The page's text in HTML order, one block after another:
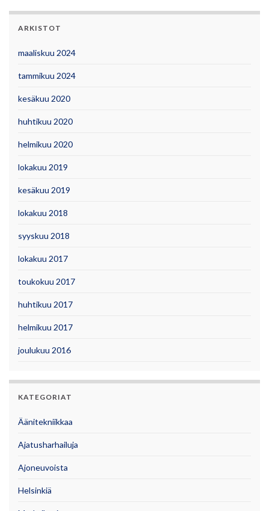
ARKISTOT
maaliskuu 2024
tammikuu 2024
kesäkuu 2020
huhtikuu 2020
helmikuu 2020
lokakuu 2019
kesäkuu 2019
lokakuu 2018
syyskuu 2018
lokakuu 2017
toukokuu 2017
huhtikuu 2017
helmikuu 2017
joulukuu 2016
KATEGORIAT
Äänitekniikkaa
Ajatusharhailuja
Ajoneuvoista
Helsinkiä